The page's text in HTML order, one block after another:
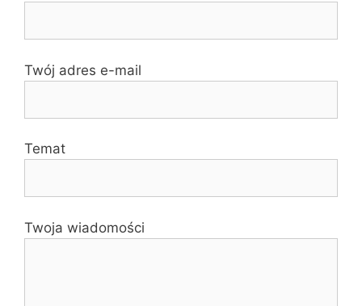
Twój adres e-mail
Temat
Twoja wiadomości